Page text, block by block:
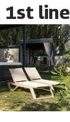
1st line